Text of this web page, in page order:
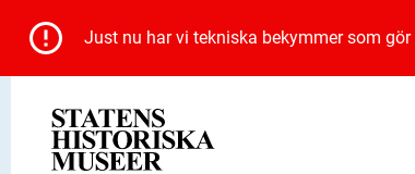
Just nu har vi tekniska bekymmer som